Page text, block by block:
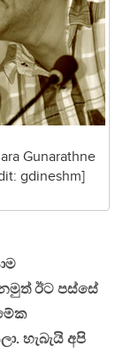
Gunarathne
gdineshm]
ඊට පස්සේ
හැබැයි අපි